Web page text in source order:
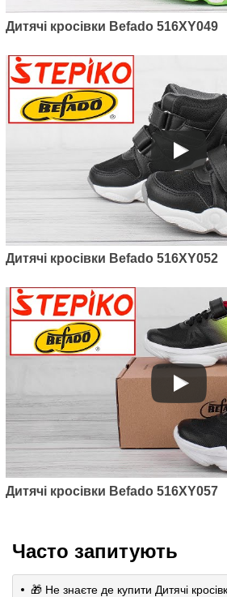
Дитячі кросівки Befado 516XY049
Дитячі кросівки Befado 516XY052
Дитячі кросівки Befado 516XY057
Часто запитують
🎁 Не знаєте де купити Дитячі